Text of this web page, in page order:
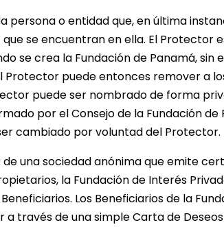
persona o entidad que, en última
se encuentran en ella. El Protector
se crea la Fundación de Panamá, sin
puede entonces remover a
puede ser nombrado de forma
por el Consejo de la Fundación de
cambiado por voluntad del Protector.
una sociedad anónima que emite
la Fundación de Interés
Los Beneficiarios de la
través de una simple Carta de